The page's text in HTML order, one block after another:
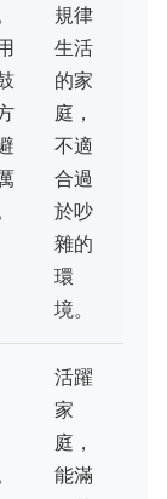
規律
生活
的家
庭，
不適
合過
於吵
雜的
環
境。
活躍
家
庭，
能滿